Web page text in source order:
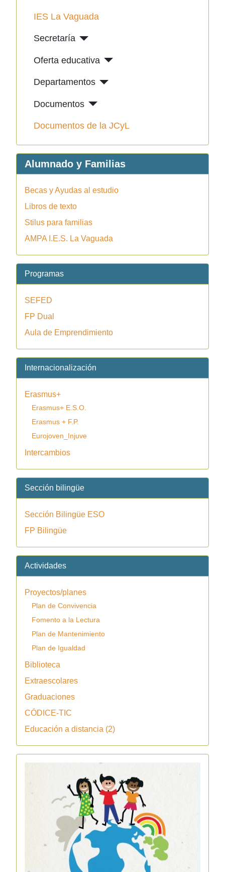
IES La Vaguada
Secretaría
Oferta educativa
Departamentos
Documentos
Documentos de la JCyL
Alumnado y Familias
Becas y Ayudas al estudio
Libros de texto
Stilus para familias
AMPA I.E.S. La Vaguada
Programas
SEFED
FP Dual
Aula de Emprendimiento
Internacionalización
Erasmus+
Erasmus+ E.S.O.
Erasmus + F.P.
Eurojoven_Injuve
Intercambios
Sección bilingüe
Sección Bilingüe ESO
FP Bilingüe
Actividades
Proyectos/planes
Plan de Convivencia
Fomento a la Lectura
Plan de Mantenimiento
Plan de Igualdad
Biblioteca
Extraescolares
Graduaciones
CÓDICE-TIC
Educación a distancia (2)